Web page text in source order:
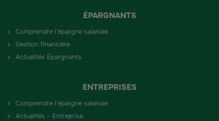
ÉPARGNANTS
Comprendre l'épargne salariale
Gestion financière
Actualités Épargnants
ENTREPRISES
Comprendre l'épargne salariale
Actualités – Entreprise